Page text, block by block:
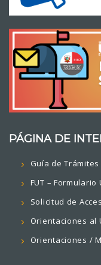
PÁGINA DE
Guía de Trámites
FUT –
Solicitud de
Orientaciones al
Orientaciones /